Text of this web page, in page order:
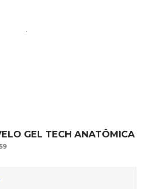
GEL TECH ANATÔMICA